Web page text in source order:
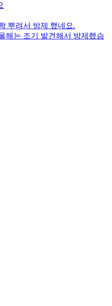
뿌려서 방제 했네요.
해는 조기 발견해서 방제했습